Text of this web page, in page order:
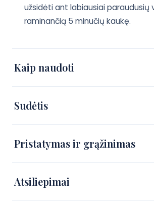
užsidėti ant labiausiai paraudusių
raminančią 5 minučių kaukę.
Kaip naudoti
Sudėtis
Pristatymas ir grąžinimas
Atsiliepimai